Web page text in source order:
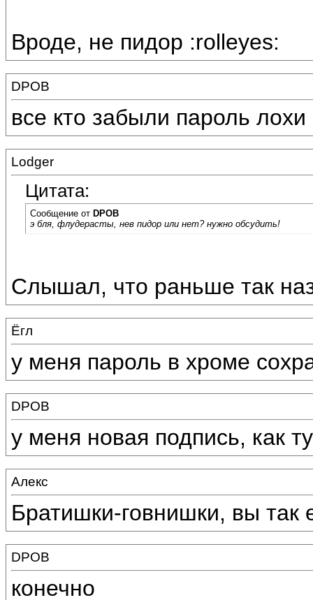
Вроде, не пидор :rolleyes:
DPOB
все кто забыли пароль лохи
Lodger
Цитата:
Сообщение от DPOB
э бля, флудерасты, нев пидор или нет? нужно обсудить!
Слышал, что раньше так
Ёгл
у меня пароль в хроме
DPOB
у меня новая подпись, как
Алекс
Братишки-говнишки, вы
DPOB
конечно